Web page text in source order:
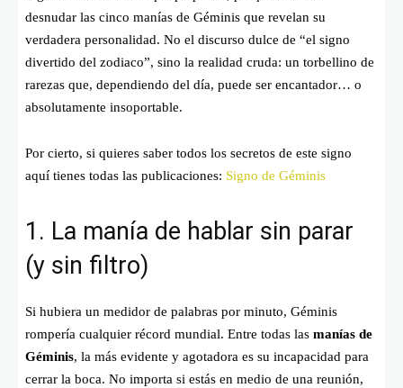
desnudar las cinco manías de Géminis que revelan su
verdadera personalidad. No el discurso dulce de “el signo
divertido del zodiaco”, sino la realidad cruda: un torbellino de
rarezas que, dependiendo del día, puede ser encantador… o
absolutamente insoportable.
Por cierto, si quieres saber todos los secretos de este signo
aquí tienes todas las publicaciones: Signo de Géminis
1. La manía de hablar sin parar
(y sin filtro)
Si hubiera un medidor de palabras por minuto, Géminis
rompería cualquier récord mundial. Entre todas las manías de
Géminis, la más evidente y agotadora es su incapacidad para
cerrar la boca. No importa si estás en medio de una reunión,